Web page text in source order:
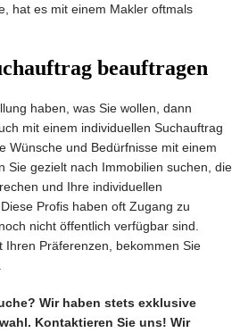
hat es mit einem Makler oftmals
beauftragen
haben, was Sie wollen, dann
mit einem individuellen Suchauftrag
Wünsche und Bedürfnisse mit einem
Sie gezielt nach Immobilien suchen, die
und Ihre individuellen
Profis haben oft Zugang zu
nicht öffentlich verfügbar sind.
Ihren Präferenzen, bekommen Sie
Wir haben stets exklusive
Kontaktieren Sie uns! Wir